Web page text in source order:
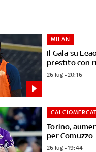
Il Gala su
prestito con
MILAN
26 lug - 20:16
Torino,
per Comuzzo
26 lug - 19:44